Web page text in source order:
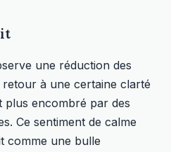
une réduction des
à une certaine clarté
plus encombré par des
Ce sentiment de calme
comme une bulle